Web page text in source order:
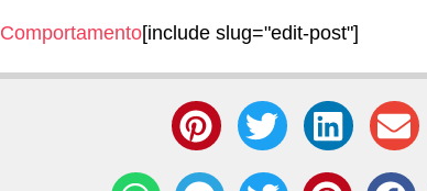
Comportamento[include slug="edit-post"]